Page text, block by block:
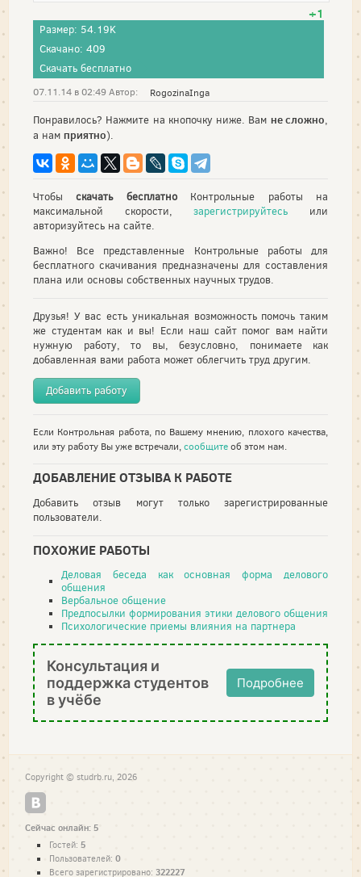
+1
Размер: 54.19K
Скачано: 409
Скачать бесплатно
07.11.14 в 02:49 Автор: RogozinaInga
Понравилось? Нажмите на кнопочку ниже. Вам не сложно,
а нам приятно).
Чтобыскачать бесплатноКонтрольные работы на
максимальной скорости,зарегистрируйтесь или
авторизуйтесь на сайте.
Важно! Все представленные Контрольные работы для
бесплатного скачивания предназначены для составления
плана или основы собственных научных трудов.
Друзья! У вас есть уникальная возможность помочь таким
же студентам как и вы! Если наш сайт помог вам найти
нужную работу, то вы, безусловно, понимаете как
добавленная вами работа может облегчить труд другим.
Добавить работу
Если Контрольная работа, по Вашему мнению, плохого качества,
или эту работу Вы уже встречали,сообщитеоб этом нам.
ДОБАВЛЕНИЕ ОТЗЫВА К РАБОТЕ
Добавить отзыв могут только зарегистрированные
пользователи.
ПОХОЖИЕ РАБОТЫ
Деловая беседа как основная форма делового
общения
Вербальное общение
Предпосылки формирования этики делового общения
Психологические приемы влияния на партнера
Консультация и
поддержка студентов
в учёбе
Подробнее
Copyright © studrb.ru, 2026
Сейчас онлайн: 5
Гостей: 5
Пользователей: 0
Всего зарегистрировано: 322227